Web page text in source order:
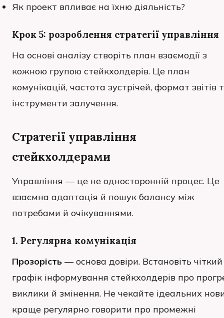
Як проект впливає на їхню діяльність?
Крок 5: розроблення стратегії управління
На основі аналізу створіть план взаємодії з
кожною групою стейкхолдерів. Це план
комунікацій, частота зустрічей, формат звітів
інструменти залучення.
Стратегії управління
стейкхолдерами
Управління — це не односторонній процес. Це
взаємна адаптація й пошук балансу між
потребами й очікуваннями.
1. Регулярна комунікація
Прозорість — основа довіри. Встановіть чіткий
графік інформування стейкхолдерів про
виклики й змінення. Не чекайте ідеальних
краще регулярно говорити про промежні